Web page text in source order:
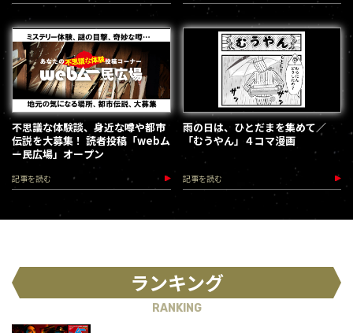
不思議な体験談、身近な噂や都市
伝説を大募集！ 読者投稿「webム
ー民広場」オープン
記事を読む
雨の日は、ひとだまを集めて／
「むうやん」４コマ漫画
記事を読む
ランキング
RANKING